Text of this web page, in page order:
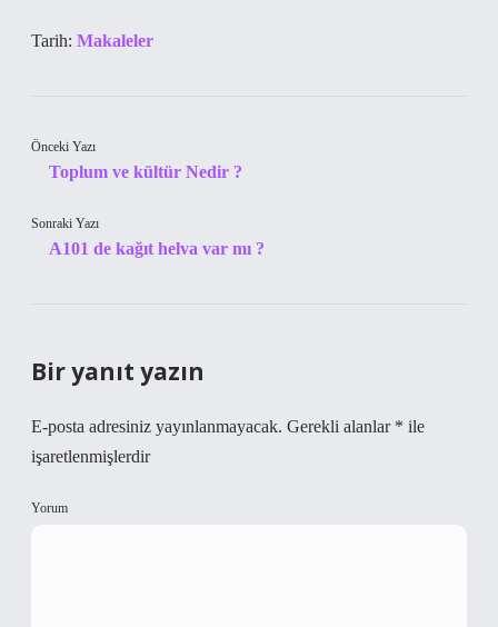
Tarih: Makaleler
Önceki Yazı
Toplum ve kültür Nedir ?
Sonraki Yazı
A101 de kağıt helva var mı ?
Bir yanıt yazın
E-posta adresiniz yayınlanmayacak. Gerekli alanlar * ile
işaretlenmişlerdir
Yorum